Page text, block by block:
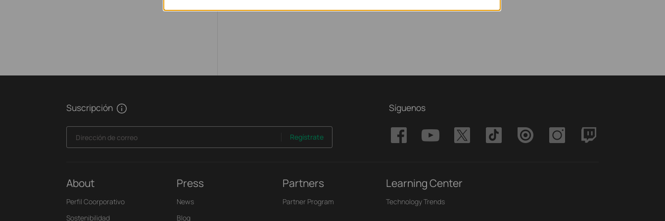
Suscripción
Dirección de correo Regístrate
Síguenos
About
Perfil Coorporativo
Sostenibilidad
Press
News
Blog
Partners
Partner Program
Learning Center
Technology Trends